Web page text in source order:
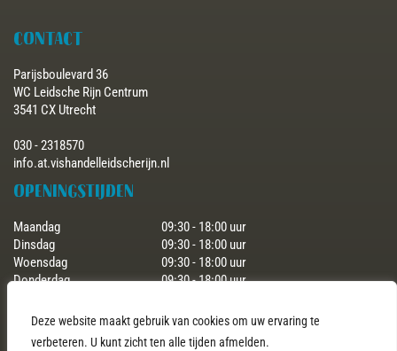
Deze website maakt gebruik van cookies om uw ervaring te
verbeteren. U kunt zicht ten alle tijden afmelden.
CONTACT
Parijsboulevard 36
WC Leidsche Rijn Centrum
3541 CX Utrecht
030 - 2318570
info.at.vishandelleidscherijn.nl
Openingstijden
Maandag
09:30 - 18:00 uur
Dinsdag
09:30 - 18:00 uur
Woensdag
09:30 - 18:00 uur
Donderdag
09:30 - 18:00 uur
Zaterdag
09:30 - 17:30 uur
Zondag
gesloten